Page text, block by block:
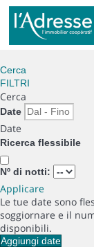
Cerca
FILTRI
Cerca
Date
Date
Ricerca flessibile
Nº di notti:
Applicare
Le tue date sono
soggiornare e il
disponibili.
Aggiungi date